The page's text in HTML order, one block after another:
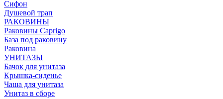
Сифон
Душевой трап
РАКОВИНЫ
Раковины Caprigo
База под раковину
Раковина
УНИТАЗЫ
Бачок для унитаза
Крышка-сиденье
Чаша для унитаза
Унитаз в сборе